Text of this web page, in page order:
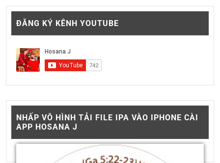
ĐĂNG KÝ KÊNH YOUTUBE
NHẤP VÔ HÌNH TẢI FILE IPA VÀO IPHONE CÀI
APP HOSANA J